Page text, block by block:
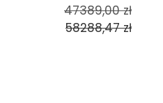
47389,00zł
58288,47zł